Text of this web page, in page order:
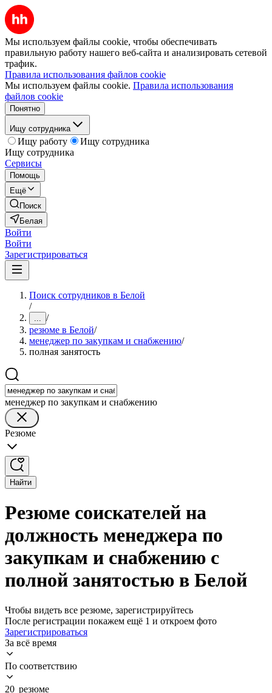
Мы используем файлы cookie, чтобы обеспечивать
правильную работу нашего веб-сайта и анализировать сетевой
трафик.
Правила использования файлов cookie
Мы используем файлы cookie. Правила использования
файлов cookie
Понятно
Ищу сотрудника
Ищу работу
Ищу сотрудника
Ищу сотрудника
Сервисы
Помощь
Ещё
Поиск
Белая
Войти
Войти
Зарегистрироваться
Поиск сотрудников в Белой
/
... /
резюме в Белой/
менеджер по закупкам и снабжению/
полная занятость
менеджер по закупкам и снабжению
Резюме
Найти
Резюме соискателей на
должность менеджера по
закупкам и снабжению с
полной занятостью в Белой
Чтобы видеть все резюме, зарегистрируйтесь
После регистрации покажем ещё 1 и откроем фото
Зарегистрироваться
За всё время
По соответствию
20 резюме